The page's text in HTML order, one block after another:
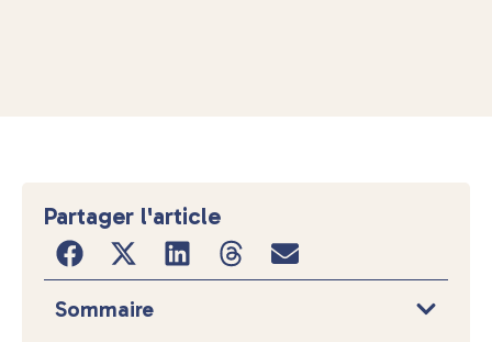
Partager l'article
Sommaire